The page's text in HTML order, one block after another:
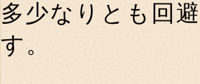
多少なりとも回
す。